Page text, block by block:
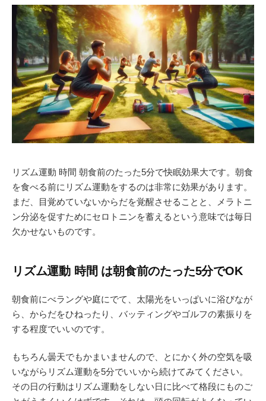
リズム運動 時間 朝食前のたった5分で快眠効果大です。朝食
を食べる前にリズム運動をするのは非常に効果があります。
まだ、目覚めていないからだを覚醒させることと、メラトニ
ン分泌を促すためにセロトニンを蓄えるという意味では毎日
欠かせないものです。
リズム運動 時間 は朝食前のたった5分でOK
朝食前にべラングや庭にでて、太陽光をいっぱいに浴びなが
ら、からだをひねったり、バッティングやゴルフの素振りを
する程度でいいのです。
もちろん曇天でもかまいませんので、とにかく外の空気を吸
いながらリズム運動を5分でいいから続けてみてください。
その日の行動はリズム運動をしない日に比べて格段にものご